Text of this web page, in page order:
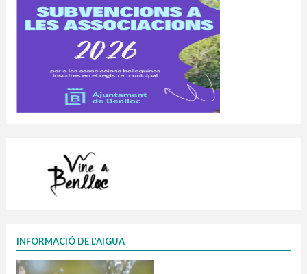
INFORMACIÓ DE L’AIGUA